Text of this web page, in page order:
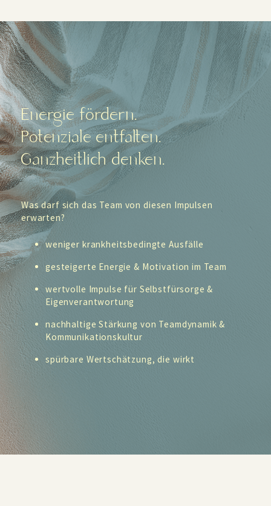
Energie fördern.
Potenziale entfalten.
Ganzheitlich denken.
Was darf sich das Team von diesen Impulsen
erwarten?
weniger krankheitsbedingte Ausfälle
gesteigerte Energie & Motivation im Team
wertvolle Impulse für Selbstfürsorge &
Eigenverantwortung
nachhaltige Stärkung von Teamdynamik &
Kommunikationskultur
spürbare Wertschätzung, die wirkt